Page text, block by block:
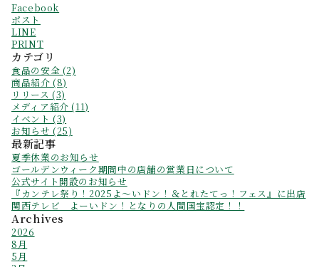
Facebook
ポスト
LINE
PRINT
カテゴリ
食品の安全 (2)
商品紹介 (8)
リリース (3)
メディア紹介 (11)
イベント (3)
お知らせ (25)
最新記事
夏季休業のお知らせ
ゴールデンウィーク期間中の店舗の営業日について
公式サイト開設のお知らせ
『カンテレ祭り！2025よ～いドン！＆とれたてっ！フェス』に出店
関西テレビ よーいドン！となりの人間国宝認定！！
Archives
2026
8月
5月